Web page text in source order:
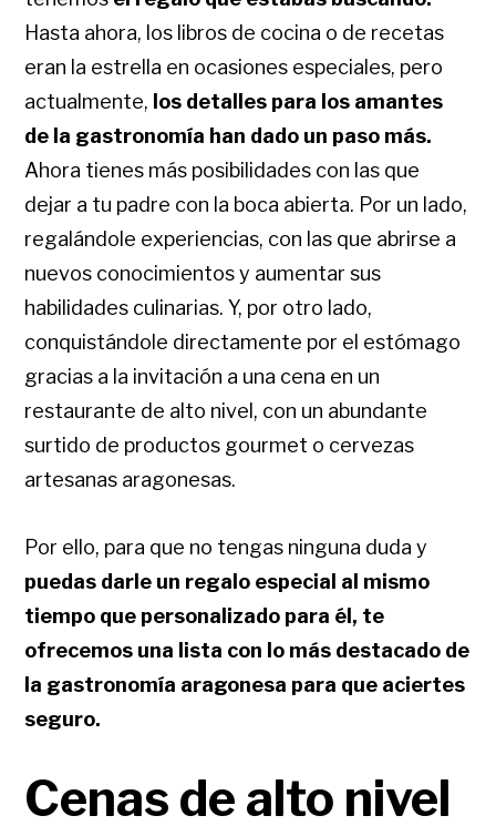
Hasta ahora, los libros de cocina o de recetas
eran la estrella en ocasiones especiales, pero
actualmente, los detalles para los amantes
de la gastronomía han dado un paso más.
Ahora tienes más posibilidades con las que
dejar a tu padre con la boca abierta. Por un lado,
regalándole experiencias, con las que abrirse a
nuevos conocimientos y aumentar sus
habilidades culinarias. Y, por otro lado,
conquistándole directamente por el estómago
gracias a la invitación a una cena en un
restaurante de alto nivel, con un abundante
surtido de productos gourmet o cervezas
artesanas aragonesas.
Por ello, para que no tengas ninguna duda y
puedas darle un regalo especial al mismo
tiempo que personalizado para él, te
ofrecemos una lista con lo más destacado de
la gastronomía aragonesa para que aciertes
seguro.
Cenas de alto nivel